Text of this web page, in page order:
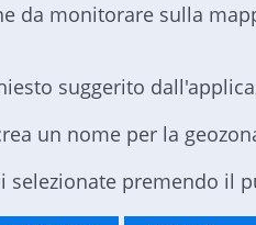
da monitorare sulla
suggerito
un nome per la
selezionate premendo il